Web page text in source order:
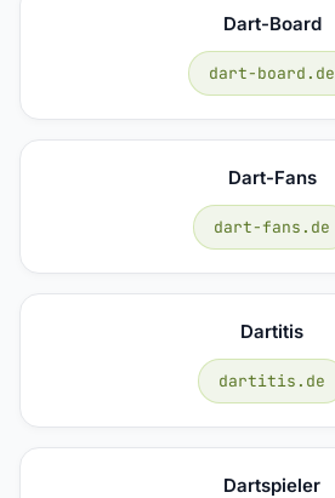
Dart-Board
dart-board.de
Dart-Fans
dart-fans.de
Dartitis
dartitis.de
Dartspieler